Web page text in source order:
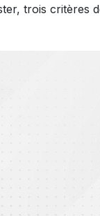
trois critères